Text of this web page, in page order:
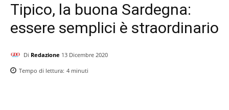
Tipico, la buona Sardegna:
essere semplici è straordinario
Di Redazione 13 Dicembre 2020
Tempo di lettura: 4 minuti